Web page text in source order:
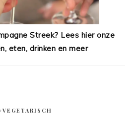
Streek? Lees hier onze
eten, drinken en meer